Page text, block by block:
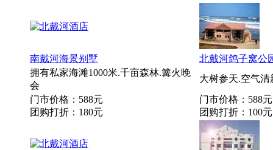
南戴河海景别墅
北戴河鸽子窝公
拥有私家海滩1000米.千亩森林.篝火晚
会
大树参天.空气
门市价格：588元
团购打折：180元
门市价格：588元
团购打折：100元